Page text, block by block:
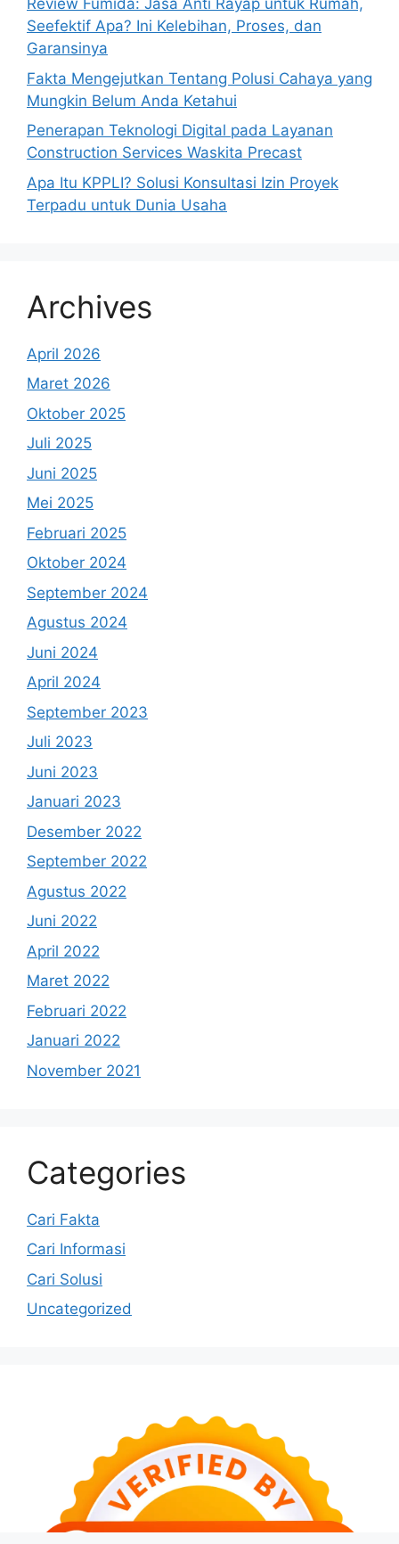
Review Fumida: Jasa Anti Rayap untuk Rumah,
Seefektif Apa? Ini Kelebihan, Proses, dan
Garansinya
Fakta Mengejutkan Tentang Polusi Cahaya yang
Mungkin Belum Anda Ketahui
Penerapan Teknologi Digital pada Layanan
Construction Services Waskita Precast
Apa Itu KPPLI? Solusi Konsultasi Izin Proyek
Terpadu untuk Dunia Usaha
Archives
April 2026
Maret 2026
Oktober 2025
Juli 2025
Juni 2025
Mei 2025
Februari 2025
Oktober 2024
September 2024
Agustus 2024
Juni 2024
April 2024
September 2023
Juli 2023
Juni 2023
Januari 2023
Desember 2022
September 2022
Agustus 2022
Juni 2022
April 2022
Maret 2022
Februari 2022
Januari 2022
November 2021
Categories
Cari Fakta
Cari Informasi
Cari Solusi
Uncategorized